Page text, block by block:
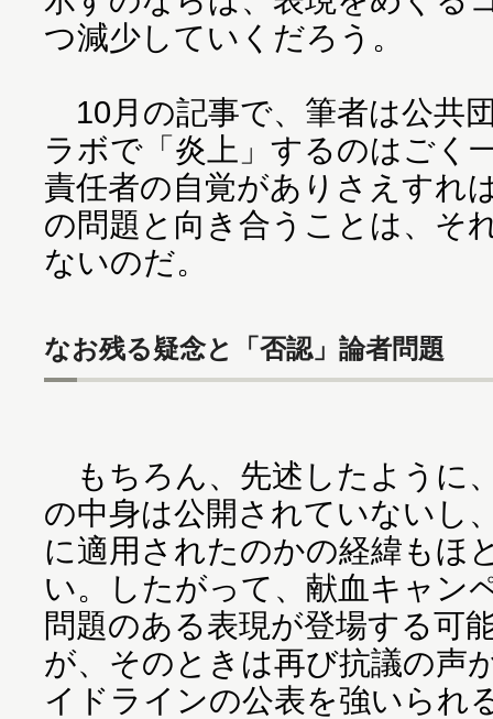
つ減少していくだろう。
10月の記事で、筆者は公共
ラボで「炎上」するのはごく
責任者の自覚がありさえすれ
の問題と向き合うことは、そ
ないのだ。
なお残る疑念と「否認」論者問題
もちろん、先述したように
の中身は公開されていないし
に適用されたのかの経緯もほ
い。したがって、献血キャン
問題のある表現が登場する可
が、そのときは再び抗議の声
イドラインの公表を強いられ